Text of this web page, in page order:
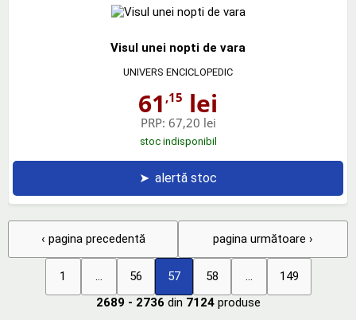
Visul unei nopti de vara
UNIVERS ENCICLOPEDIC
61 ,15 lei
PRP: 67,20 lei
stoc indisponibil
➤ alertă stoc
‹ pagina precedentă
1 56 57 58 149
pagina următoare ›
2689 - 2736 din 7124produse